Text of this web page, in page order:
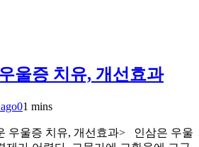
울증 치유, 개선효과
01 mins
우울증 치유, 개선효과> 인삼은 우울